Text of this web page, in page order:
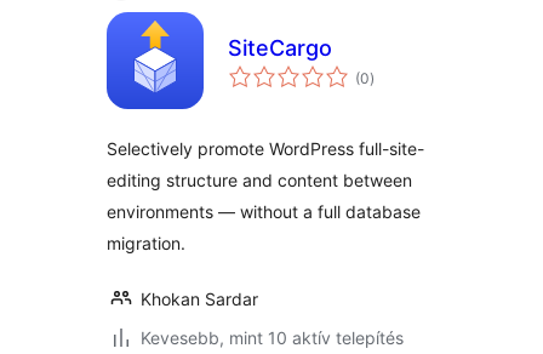
SiteCargo
(0értékelés
összesen
)
Selectively promote WordPress full-site-
editing structure and content between
environments — without a full database
migration.
Khokan Sardar
Kevesebb, mint 10 aktív telepítés